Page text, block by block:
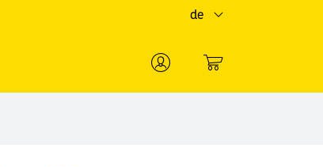
de